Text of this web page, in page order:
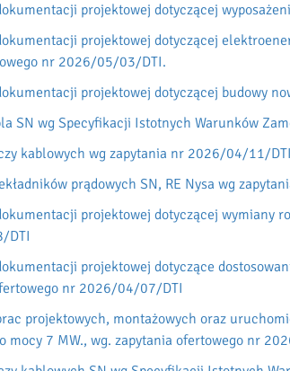
projektowej dotyczącej
projektowej dotyczącej
nr 2026/05/03/DTI.
projektowej dotyczącej budowy
SN wg Specyfikacji Istotnych Warunków
kablowych wg zapytania nr 2026/04/11/DTI
prądowych SN, RE Nysa wg
projektowej dotyczącej wymiany
DTI
projektowej dotyczące
nr 2026/04/07/DTI
projektowych, montażowych oraz
mocy 7 MW., wg. zapytania ofertowego nr